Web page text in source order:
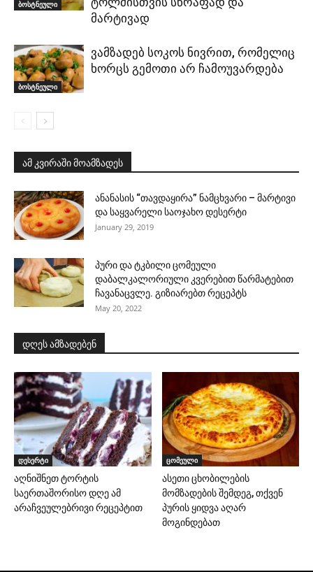
ბოსტნეული
მარტივად
ბოსტნეული
ვამზადებ სოკოს ნივრით, რომელიც
ხორცს გემოთი არ ჩამოუვარდება
ამ კვირაში მოამზადეს
ანანასის “თავდაყირა” ნამცხვარი – მარტივი
და საყვარელი საოჯახო დესერტი
January 29, 2019
პური და ტკბილი ცომეული
დაბალკალორიული კვერებით წარმატებით
ჩავანაცვლე. გიზიარებთ რეცეპტს
May 20, 2022
დღეს ამზადებენ
დესერტი
აღნიშნეთ ტორტის
საერთაშორისო დღე ამ
არაჩვეულებრივი რეცეპტით
ცომეული
ასეთი ცხობილების
მომზადების შემდეგ, თქვენ
პურის ყიდვა აღარ
მოგინდებათ